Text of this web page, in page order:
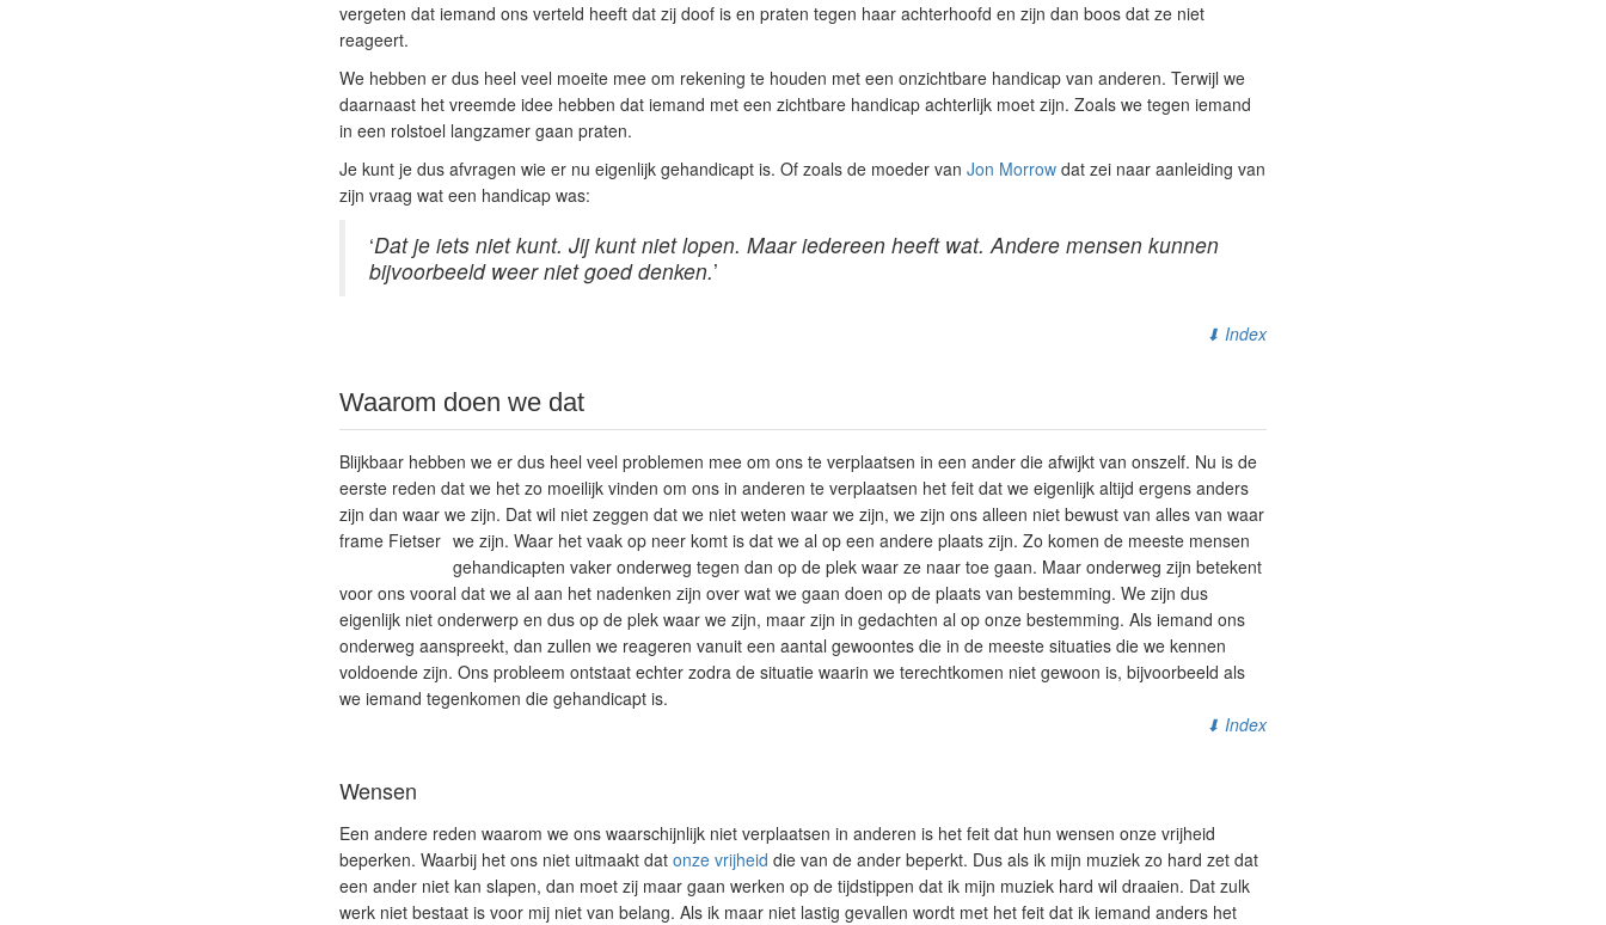
vergeten dat iemand ons verteld heeft dat zij doof is en praten tegen haar achterhoofd en zijn dan boos dat ze niet
reageert.
We hebben er dus heel veel moeite mee om rekening te houden met een onzichtbare handicap van anderen. Terwijl we
daarnaast het vreemde idee hebben dat iemand met een zichtbare handicap achterlijk moet zijn. Zoals we tegen iemand
in een rolstoel langzamer gaan praten.
Je kunt je dus afvragen wie er nu eigenlijk gehandicapt is. Of zoals de moeder van Jon Morrowdat zei naar aanleiding van
zijn vraag wat een handicap was:
‘Dat je iets niet kunt. Jij kunt niet lopen. Maar iedereen heeft wat. Andere mensen kunnen
bijvoorbeeld weer niet goed denken.’
⬇ Index
Waarom doen we dat
Blijkbaar hebben we er dus heel veel problemen mee om ons te verplaatsen in een ander die afwijkt van onszelf. Nu is de
eerste reden dat we het zo moeilijk vinden om ons in anderen te verplaatsen het feit dat we eigenlijk altijd ergens anders
zijn dan waar we zijn. Dat wil niet zeggen dat we niet weten waar we zijn, we zijn ons alleen niet bewust van alles van waar
we zijn.
frame Fietser
Waar het vaak op neer komt is dat we al op een andere plaats zijn. Zo komen de meeste mensen
gehandicapten vaker onderweg tegen dan op de plek waar ze naar toe gaan. Maar onderweg zijn betekent
voor ons vooral dat we al aan het nadenken zijn over wat we gaan doen op de plaats van bestemming. We zijn dus
eigenlijk niet onderwerp en dus op de plek waar we zijn, maar zijn in gedachten al op onze bestemming. Als iemand ons
onderweg aanspreekt, dan zullen we reageren vanuit een aantal gewoontes die in de meeste situaties die we kennen
voldoende zijn. Ons probleem ontstaat echter zodra de situatie waarin we terechtkomen niet gewoon is, bijvoorbeeld als
we iemand tegenkomen die gehandicapt is.
⬇ Index
Wensen
Een andere reden waarom we ons waarschijnlijk niet verplaatsen in anderen is het feit dat hun wensen onze vrijheid
beperken. Waarbij het ons niet uitmaakt dat onze vrijheid die van de ander beperkt. Dus als ik mijn muziek zo hard zet dat
een ander niet kan slapen, dan moet zij maar gaan werken op de tijdstippen dat ik mijn muziek hard wil draaien. Dat zulk
werk niet bestaat is voor mij niet van belang. Als ik maar niet lastig gevallen wordt met het feit dat ik iemand anders het